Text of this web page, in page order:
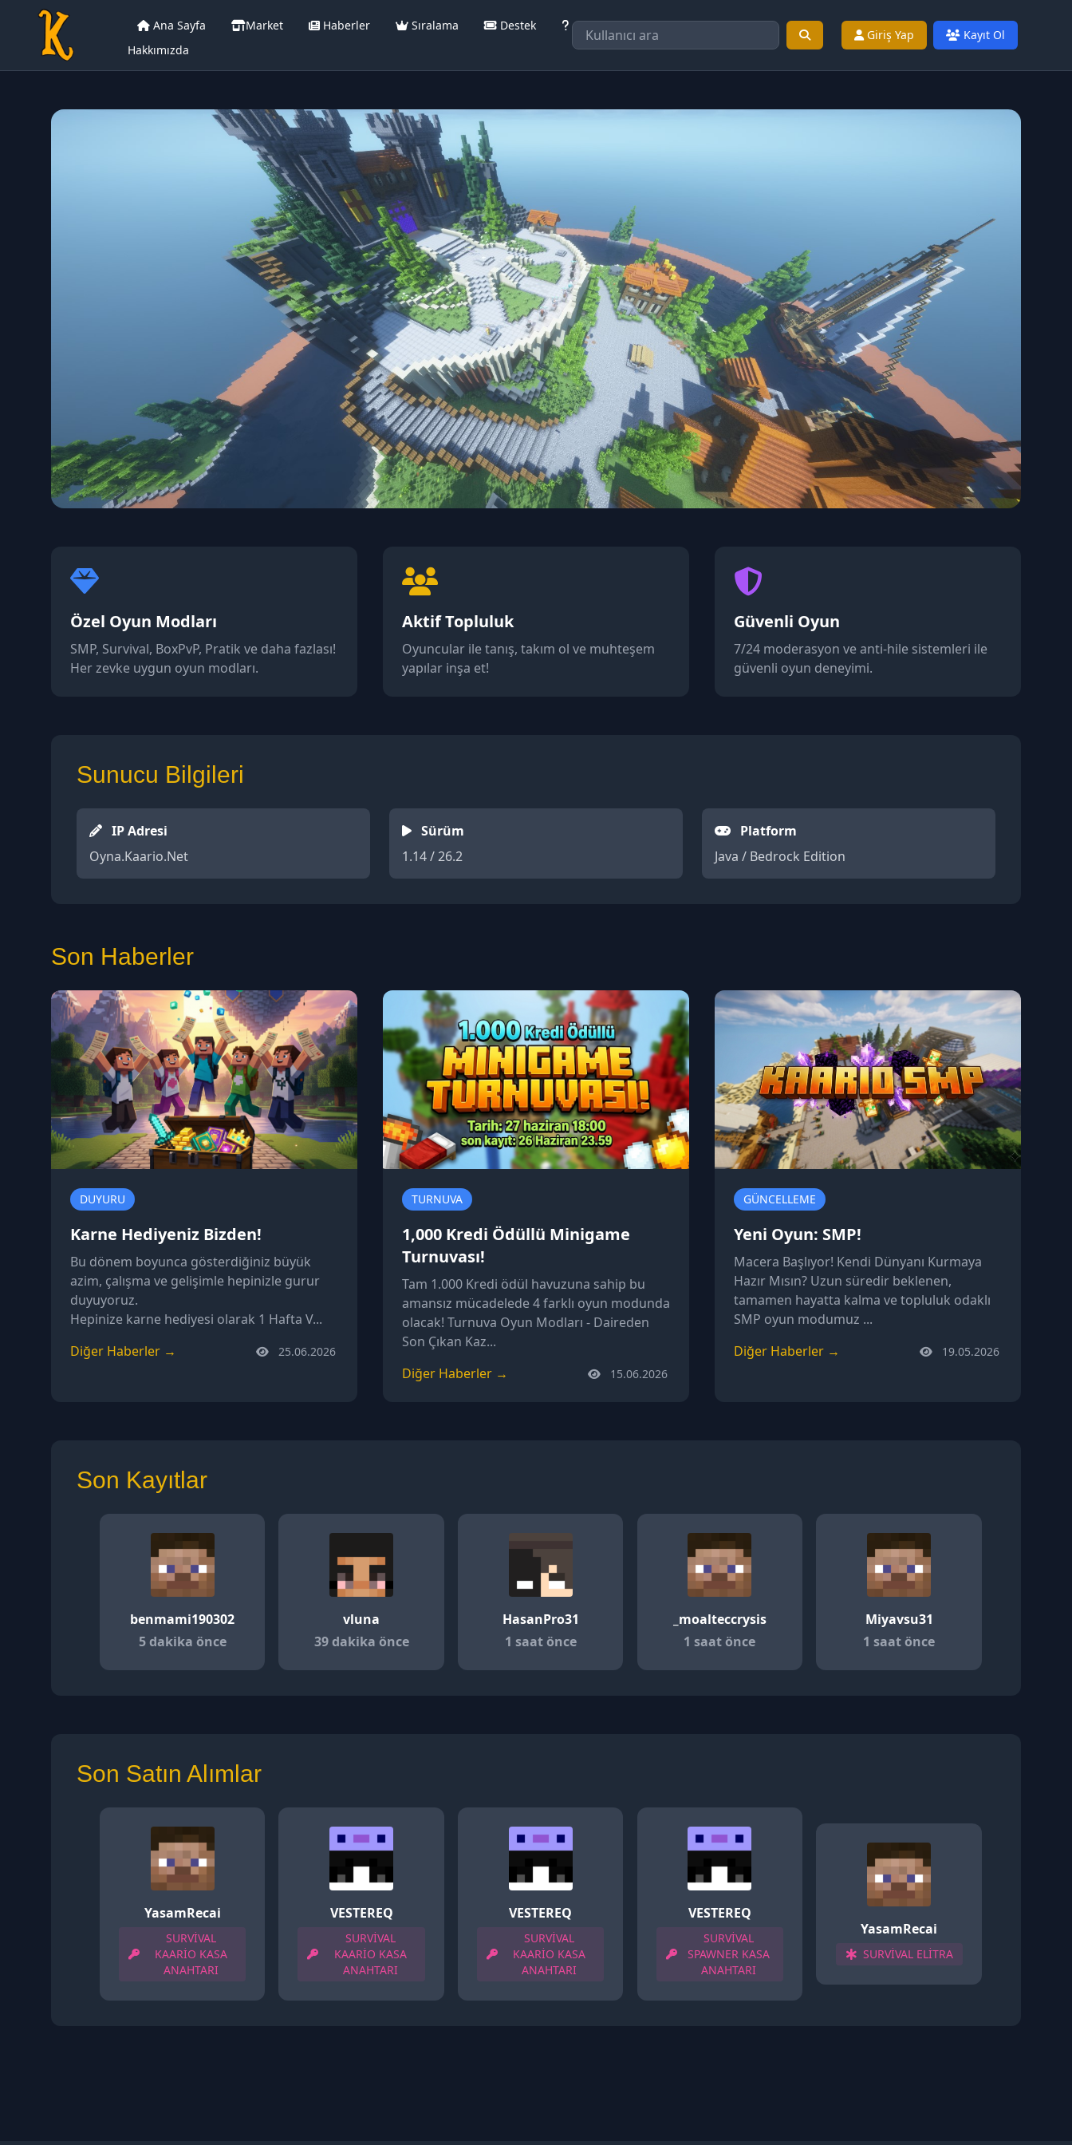
Ana Sayfa Market Haberler Sıralama
Destek
Hakkımızda
Giriş Yap Kayıt Ol
Kaario Network
Minecraft'ın tadını çıkarın.
Özel Oyun Modları
SMP, Survival, BoxPvP, Pratik ve daha fazlası!
Her zevke uygun oyun modları.
Aktif Topluluk
Oyuncular ile tanış, takım ol ve muhteşem
yapılar inşa et!
Güvenli Oyun
7/24 moderasyon ve anti-hile sistemleri ile
güvenli oyun deneyimi.
Sunucu Bilgileri
IP Adresi
Oyna.Kaario.Net
Sürüm
1.14 / 26.2
Platform
Java / Bedrock Edition
Son Haberler
DUYURU
Karne Hediyeniz Bizden!
Bu dönem boyunca gösterdiğiniz büyük
azim, çalışma ve gelişimle hepinizle gurur
duyuyoruz.
Hepinize karne hediyesi olarak 1 Hafta V...
Diğer Haberler →
25.06.2026
TURNUVA
1,000 Kredi Ödüllü Minigame
Turnuvası!
Tam 1.000 Kredi ödül havuzuna sahip bu
amansız mücadelede 4 farklı oyun modunda
olacak! Turnuva Oyun Modları - Daireden
Son Çıkan Kaz...
Diğer Haberler →
15.06.2026
GÜNCELLEME
Yeni Oyun: SMP!
Macera Başlıyor! Kendi Dünyanı Kurmaya
Hazır Mısın? Uzun süredir beklenen,
tamamen hayatta kalma ve topluluk odaklı
SMP oyun modumuz ...
Diğer Haberler →
19.05.2026
Son Kayıtlar
benmami190302
5 dakika önce
vluna
39 dakika önce
HasanPro31
1 saat önce
_moalteccrysis
1 saat önce
Miyavsu31
1 saat önce
Son Satın Alımlar
YasamRecai
SURVİVAL
KAARİO KASA
ANAHTARI
VESTEREQ
SURVİVAL
KAARİO KASA
ANAHTARI
VESTEREQ
SURVİVAL
KAARİO KASA
ANAHTARI
VESTEREQ
SURVİVAL
SPAWNER KASA
ANAHTARI
YasamRecai
SURVİVAL ELİTRA